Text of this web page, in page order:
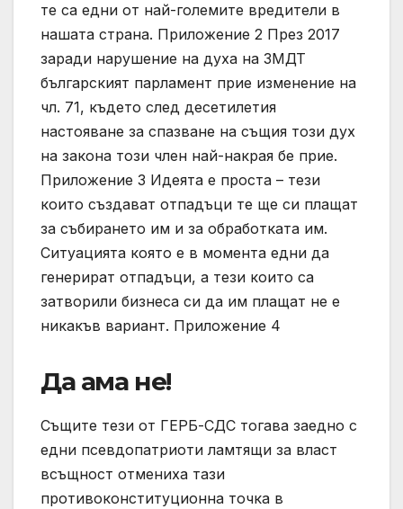
те са едни от най-големите вредители в
нашата страна. Приложение 2 През 2017
заради нарушение на духа на ЗМДТ
българският парламент прие изменение на
чл. 71, където след десетилетия
настояване за спазване на същия този дух
на закона този член най-накрая бе прие.
Приложение 3 Идеята е проста – тези
които създават отпадъци те ще си плащат
за събирането им и за обработката им.
Ситуацията която е в момента едни да
генерират отпадъци, а тези които са
затворили бизнеса си да им плащат не е
никакъв вариант. Приложение 4
Да ама не!
Същите тези от ГЕРБ-СДС тогава заедно с
едни псевдопатриоти ламтящи за власт
всъщност отмениха тази
противоконституционна точка в